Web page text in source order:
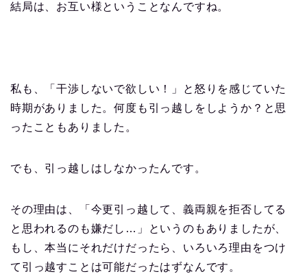
結局は、お互い様ということなんですね。
私も、「干渉しないで欲しい！」と怒りを感じていた
時期がありました。何度も引っ越しをしようか？と思
ったこともありました。
でも、引っ越しはしなかったんです。
その理由は、「今更引っ越して、義両親を拒否してる
と思われるのも嫌だし…」というのもありましたが、
もし、本当にそれだけだったら、いろいろ理由をつけ
て引っ越すことは可能だったはずなんです。